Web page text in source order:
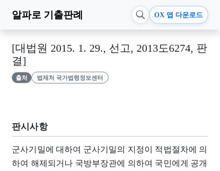
알파로 기출판례 OX 앱 다운로드
[대법원 2015. 1. 29., 선고, 2013도6274, 판
결]
출처 법제처 국가법령정보센터
판시사항
군사기밀에 대하여 군사기밀의 지정이 적법절차에 의
하여 해제되거나 국방부장관에 의하여 국민에게 공개